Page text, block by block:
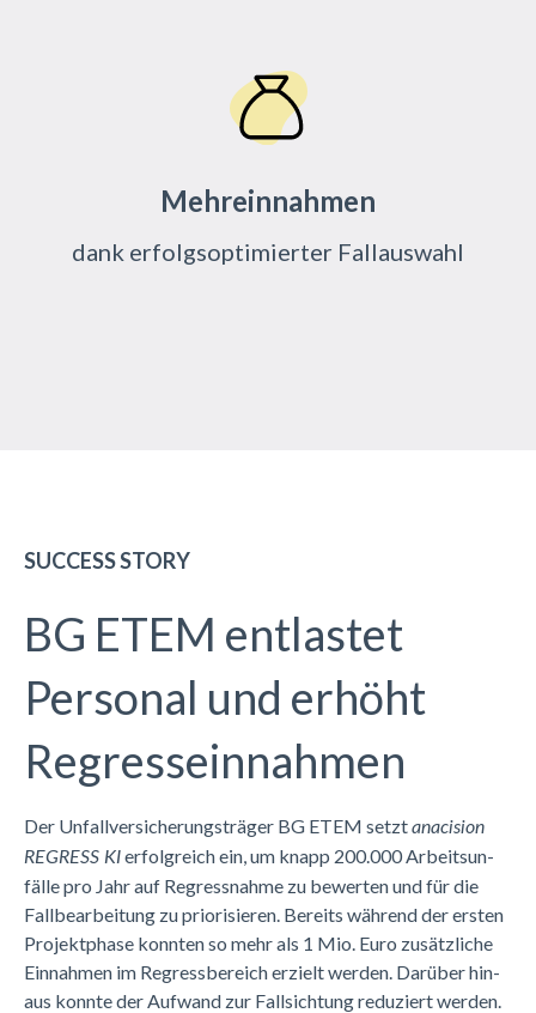
Mehreinnahmen
dank er­folgs­op­ti­mier­ter Fall­aus­wahl
SUCCESS STORY
BG ETEM entlastet
Personal und erhöht
Regresseinnahmen
Der Un­fall­ver­si­che­rungs­trä­ger BG ETEM setztanacision
REGRESS KIer­folg­reich ein, um knapp 200.000 Ar­beits­un­
fäl­le pro Jahr auf Re­gress­nah­me zu be­wer­ten und für die
Fall­be­ar­bei­tung zu prio­ri­sie­ren. Be­reits wäh­rend der ers­ten
Pro­jekt­pha­se konn­ten so mehr als 1 Mio. Euro zu­sätz­li­che
Ein­nah­men im Re­gress­be­reich er­zielt wer­den. Dar­über hin­
aus konn­te der Auf­wand zur Fall­sich­tung re­du­ziert wer­den.